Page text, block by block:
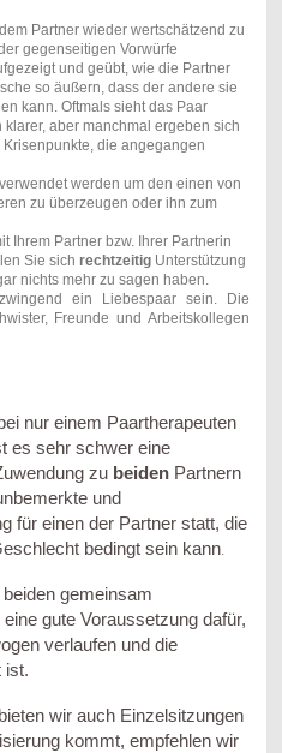
Partner wieder wertschätzend zu
gegenseitigen Vorwürfe
und geübt, wie die Partner
so äußern, dass der andere sie
kann. Oftmals sieht das Paar
aber manchmal ergeben sich
die angegangen
werden um den einen von
zu überzeugen oder ihn zum
Ihrem Partner bzw. Ihrer Partnerin
Sie sich rechtzeitigUnterstützung
nichts mehr zu sagen haben.
ein Liebespaar sein. Die
Freunde und Arbeitskollegen
nur einem Paartherapeuten
es sehr schwer eine
zu beidenPartnern
und
für einen der Partner statt, die
bedingt sein kann.
gemeinsam
gute Voraussetzung dafür,
verlaufen und die
ist.
wir auch Einzelsitzungen
kommt, empfehlen wir